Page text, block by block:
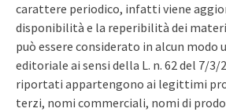
carattere periodico, infatti viene
disponibilità e la reperibilità dei
può essere considerato in alcun modo
editoriale ai sensi della L. n. 62 del 7/
riportati appartengono ai legittimi
terzi, nomi commerciali, nomi di